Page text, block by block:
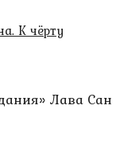
Лава Сан